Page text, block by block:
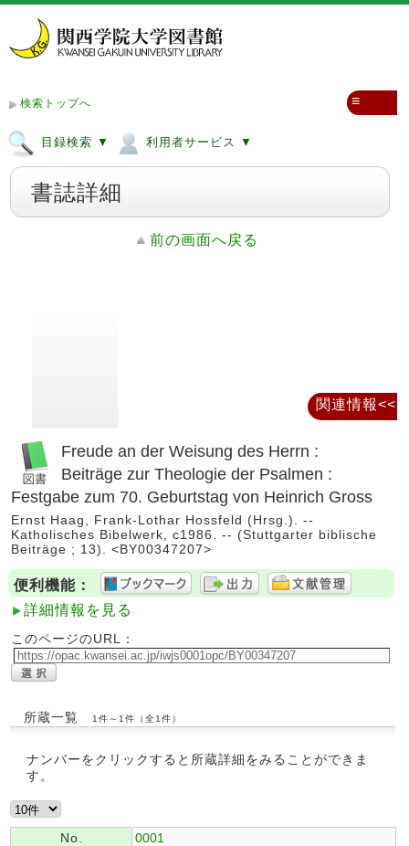
検索トップへ
目録検索 ▼ 利用者サービス ▼
≡
書誌詳細
前の画面へ戻る
Freude an der Weisung des Herrn :
Beiträge zur Theologie der Psalmen :
Festgabe zum 70. Geburtstag von Heinrich Gross
Ernst Haag, Frank-Lothar Hossfeld (Hrsg.). --
Katholisches Bibelwerk, c1986. -- (Stuttgarter biblische
Beiträge ; 13). <BY00347207>
便利機能：
詳細情報を見る
このページのURL：
所蔵一覧 1件～1件（全1件）
ナンバーをクリックすると所蔵詳細をみることができま
す。
No.
0001
関連情報<<